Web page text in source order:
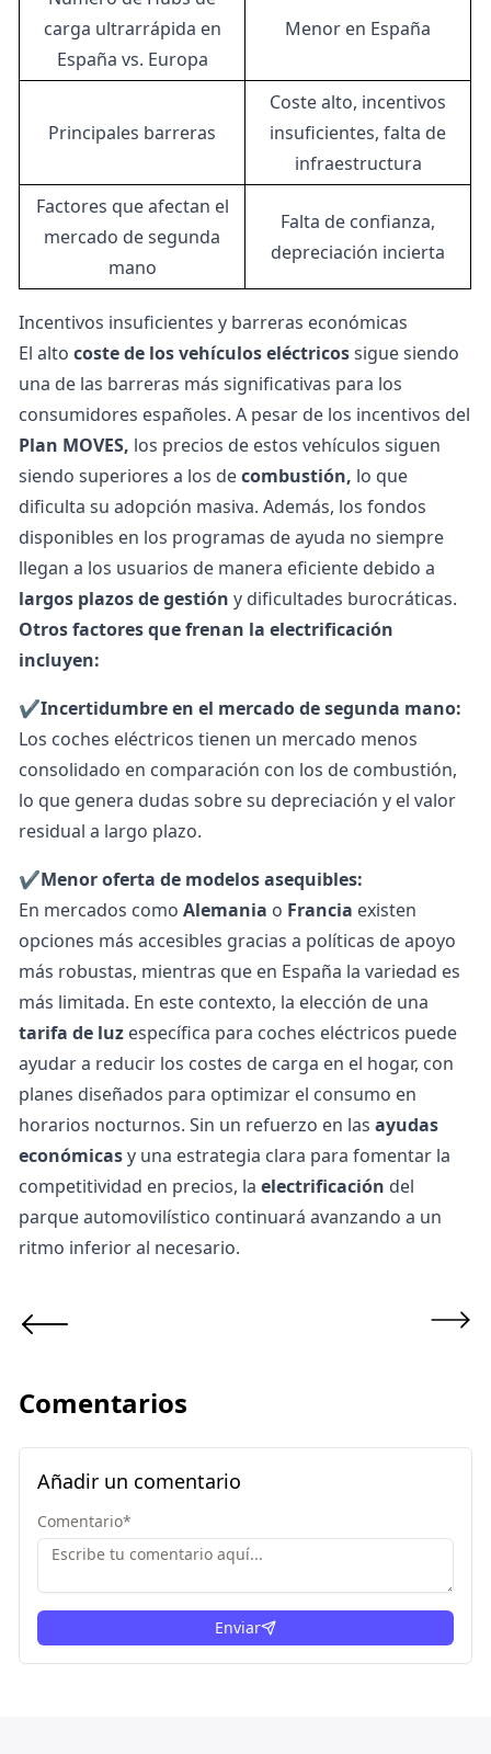
carga ultrarrápida en
España vs. Europa
Menor en España
Principales barreras
Coste alto, incentivos
insuficientes, falta de
infraestructura
Factores que afectan el
mercado de segunda
mano
Falta de confianza,
depreciación incierta
Incentivos insuficientes y barreras económicas
El alto coste de los vehículos eléctricossigue siendo
una de las barreras más significativas para los
consumidores españoles. A pesar de los incentivos del
Plan MOVES, los precios de estos vehículos siguen
siendo superiores a los decombustión, lo que
dificulta su adopción masiva. Además, los fondos
disponibles en los programas de ayuda no siempre
llegan a los usuarios de manera eficiente debido a
largos plazos de gestión y dificultades burocráticas.
Otros factores que frenan la electrificación
incluyen:
✔️Incertidumbre en el mercado de segunda mano:
Los coches eléctricos tienen un mercado menos
consolidado en comparación con los de combustión,
lo que genera dudas sobre su depreciación y el valor
residual a largo plazo.
✔️Menor oferta de modelos asequibles:
En mercados como Alemania o Francia existen
opciones más accesibles gracias a políticas de apoyo
más robustas, mientras que en España la variedad es
más limitada. En este contexto, la elección de una
tarifa de luz específica para coches eléctricos puede
ayudar a reducir los costes de carga en el hogar, con
planes diseñados para optimizar el consumo en
horarios nocturnos. Sin un refuerzo en las ayudas
económicasy una estrategia clara para fomentar la
competitividad en precios, la electrificación del
parque automovilístico continuará avanzando a un
ritmo inferior al necesario.
Comentarios
Añadir un comentario
Comentario*
Enviar